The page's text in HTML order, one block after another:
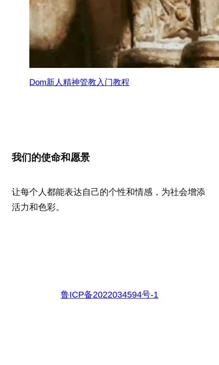
Dom新人精神管教入门教程
我们的使命和愿景
让每个人都能表达自己的个性和情感，为社会增添
活力和色彩。
鲁ICP备2022034594号-1